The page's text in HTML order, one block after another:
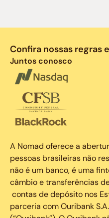
Confira nossas regras
Juntos conosco
A Nomad oferece a
pessoas brasileiras não
não é um banco, é uma
câmbio e transferências
contas de depósito nos
parceria com Ouribank